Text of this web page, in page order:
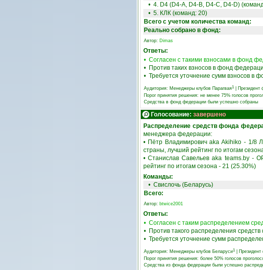
• 4. D4 (D4-A, D4-B, D4-C, D4-D)
• 5. КЛК (команд: 20)
Всего с учетом количества команд:
Реально собрано в фонд:
Автор: Dimas
Ответы:
• Согласен с такими взносами в фонд
• Против таких взносов в фонд
• Требуется уточнение сумм взносов в
Аудитория: Менеджеры клубов Парагвая1 Президент
Порог принятия решения: не менее 75% голосов
Средства в фонд федерации были успешно собраны
Голосование: завершено
Распределение средств фонда
менеджера федерации:
• Пётр Владимирович aka Akihiko - 1/8
страны, лучший рейтинг по итогам
• Станислав Савельев aka teams.by -
рейтинг по итогам сезона - 21 (25.30%)
Команды:
• Свислочь (Беларусь)
Всего:
Автор: btwice2001
Ответы:
• Согласен с таким распределением
• Против такого распределения
• Требуется уточнение сумм
Аудитория: Менеджеры клубов Беларуси1
Порог принятия решения: более 50% голосов
Средства из фонда федерации были успешно